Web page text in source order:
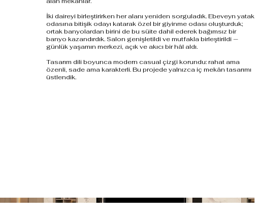
İki daireyi birleştirirken her alanı yeniden sorguladık. Ebeveyn yatak
odasına bitişik odayı katarak özel bir giyinme odası oluşturduk;
ortak banyolardan birini de bu süite dahil ederek bağımsız bir
banyo kazandırdık. Salon genişletildi ve mutfakla birleştirildi —
günlük yaşamın merkezi, açık ve akıcı bir hâl aldı.
Tasarım dili boyunca modern casual çizgi korundu: rahat ama
özenli, sade ama karakterli. Bu projede yalnızca iç mekân tasarımı
üstlendik.